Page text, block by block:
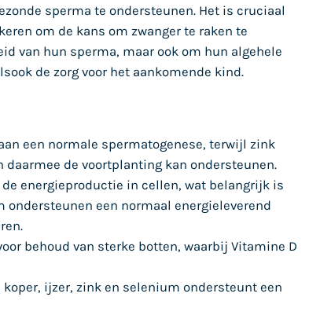
sperma te ondersteunen. Het is cruciaal
om de kans om zwanger te raken te
van hun sperma, maar ook om hun algehele
de zorg voor het aankomende kind.
een normale spermatogenese, terwijl zink
daarmee de voortplanting kan ondersteunen.
energieproductie in cellen, wat belangrijk is
een normaal energieleverend
behoud van sterke botten, waarbij Vitamine D
ijzer, zink en selenium ondersteunt een